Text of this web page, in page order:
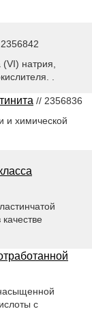
натрия,
.
// 2356836
и химической
с